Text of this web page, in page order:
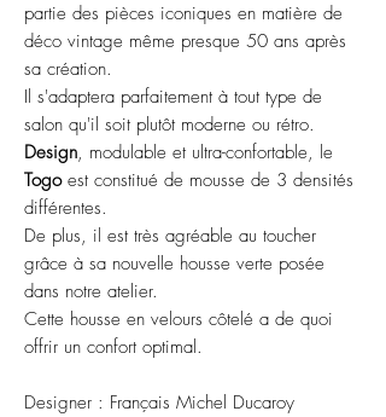
partie des pièces iconiques en matière de
déco vintage même presque 50 ans après
sa création.
Il s'adaptera parfaitement à tout type de
salon qu'il soit plutôt moderne ou rétro.
Design, modulable et ultra-confortable, le
Togoest constitué de mousse de 3 densités
différentes.
De plus, il est très agréable au toucher
grâce à sa nouvelle housse verte posée
dans notre atelier.
Cette housse en velours côtelé a de quoi
offrir un confort optimal.
Designer : Français Michel Ducaroy